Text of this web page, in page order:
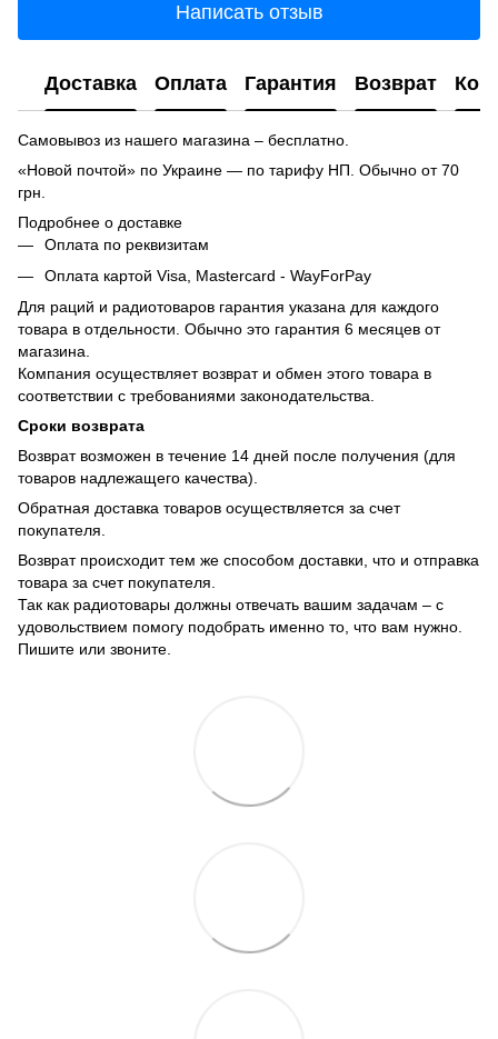
Написать отзыв
Доставка Оплата Гарантия Возврат
Самовывоз из нашего магазина – бесплатно.
«Новой почтой» по Украине — по тарифу НП. Обычно от 70
грн.
Подробнее о доставке
Оплата по реквизитам
Оплата картой Visa, Mastercard - WayForPay
Для раций и радиотоваров гарантия указана для каждого
товара в отдельности. Обычно это гарантия 6 месяцев от
магазина.
Компания осуществляет возврат и обмен этого товара в
соответствии с требованиями законодательства.
Сроки возврата
Возврат возможен в течение 14 дней после получения (для
товаров надлежащего качества).
Обратная доставка товаров осуществляется за счет
покупателя.
Возврат происходит тем же способом доставки, что и отправка
товара за счет покупателя.
Так как радиотовары должны отвечать вашим задачам – с
удовольствием помогу подобрать именно то, что вам нужно.
Пишите или звоните.